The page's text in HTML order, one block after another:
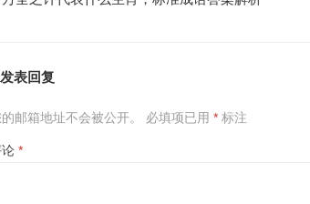
发表回复
邮箱地址不会被公开。 必填项已用 * 标注
*